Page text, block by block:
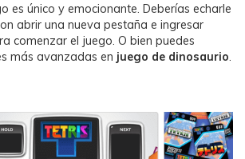
es único y emocionante. Deberías echarle
abrir una nueva pestaña e ingresar
comenzar el juego. O bien puedes
más avanzadas en juego de dinosaurio.